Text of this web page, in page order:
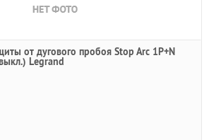
от дугового пробоя Stop Arc 1P+N
Legrand